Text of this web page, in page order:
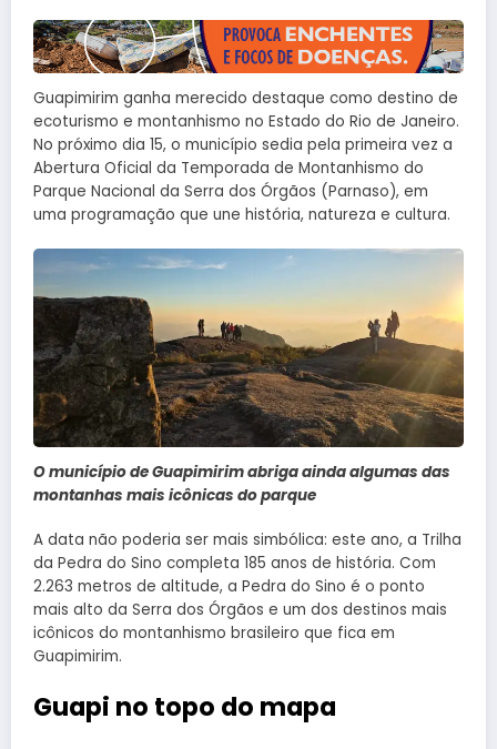
Guapimirim ganha merecido destaque como destino de
ecoturismo e montanhismo no Estado do Rio de Janeiro.
No próximo dia 15, o município sedia pela primeira vez a
Abertura Oficial da Temporada de Montanhismo do
Parque Nacional da Serra dos Órgãos (Parnaso), em
uma programação que une história, natureza e cultura.
O município de Guapimirim abriga ainda algumas das
montanhas mais icônicas do parque
A data não poderia ser mais simbólica: este ano, a Trilha
da Pedra do Sino completa 185 anos de história. Com
2.263 metros de altitude, a Pedra do Sino é o ponto
mais alto da Serra dos Órgãos e um dos destinos mais
icônicos do montanhismo brasileiro que fica em
Guapimirim.
Guapi no topo do mapa